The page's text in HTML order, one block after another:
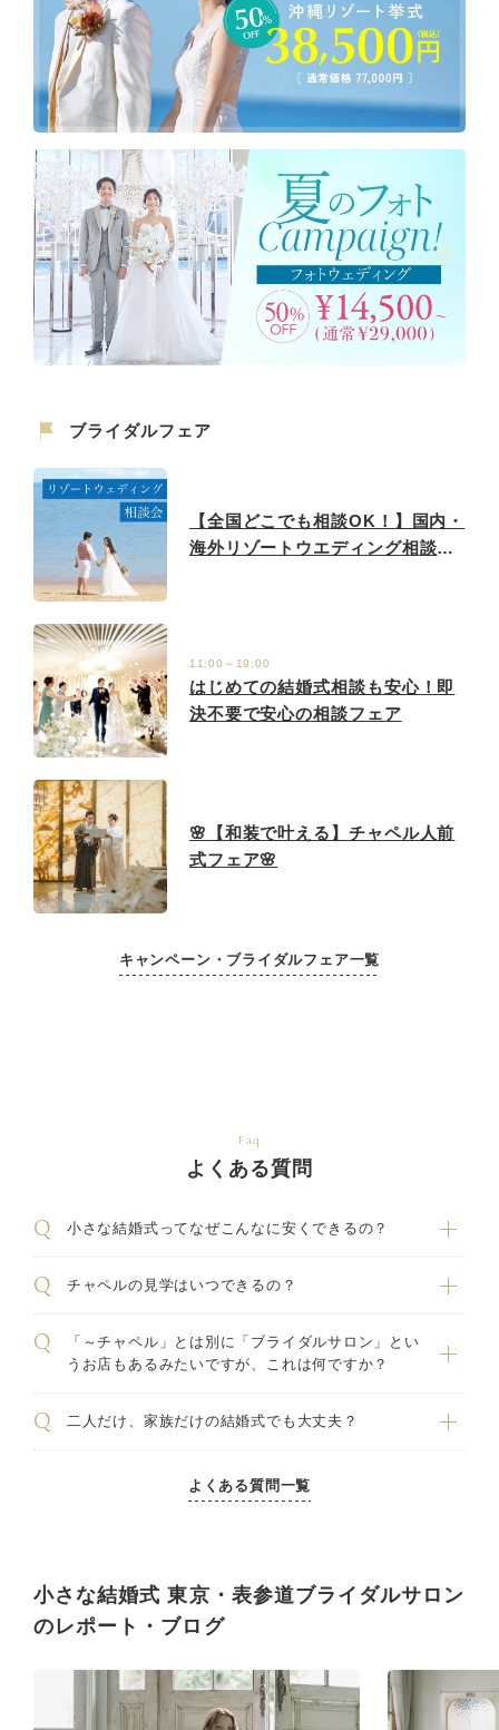
ブライダルフェア
【全国どこでも相談OK！】国内・
海外リゾートウエディング相談フ
11:00～19:00
はじめての結婚式相談も安心！即
決不要で安心の相談フェア
🌸【和装で叶える】チャペル人前
式フェア🌸
キャンペーン・ブライダルフェア一覧
Faq
よくある質問
小さな結婚式ってなぜこんなに安くできるの？
チャペルの見学はいつできるの？
「～チャペル」とは別に「ブライダルサロン」とい
うお店もあるみたいですが、これは何ですか？
二人だけ、家族だけの結婚式でも大丈夫？
よくある質問一覧
小さな結婚式 東京・表参道ブライダルサロン
のレポート・ブログ